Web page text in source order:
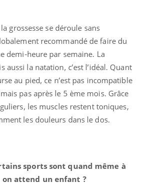
grossesse se déroule sans
recommandé de faire du
demi-heure par semaine. La
aussi la natation, c’est l’idéal. Quant
au pied, ce n’est pas incompatible
pas après le 5 ème mois. Grâce
les muscles restent toniques,
les douleurs dans le dos.
sports sont quand même à
attend un enfant ?